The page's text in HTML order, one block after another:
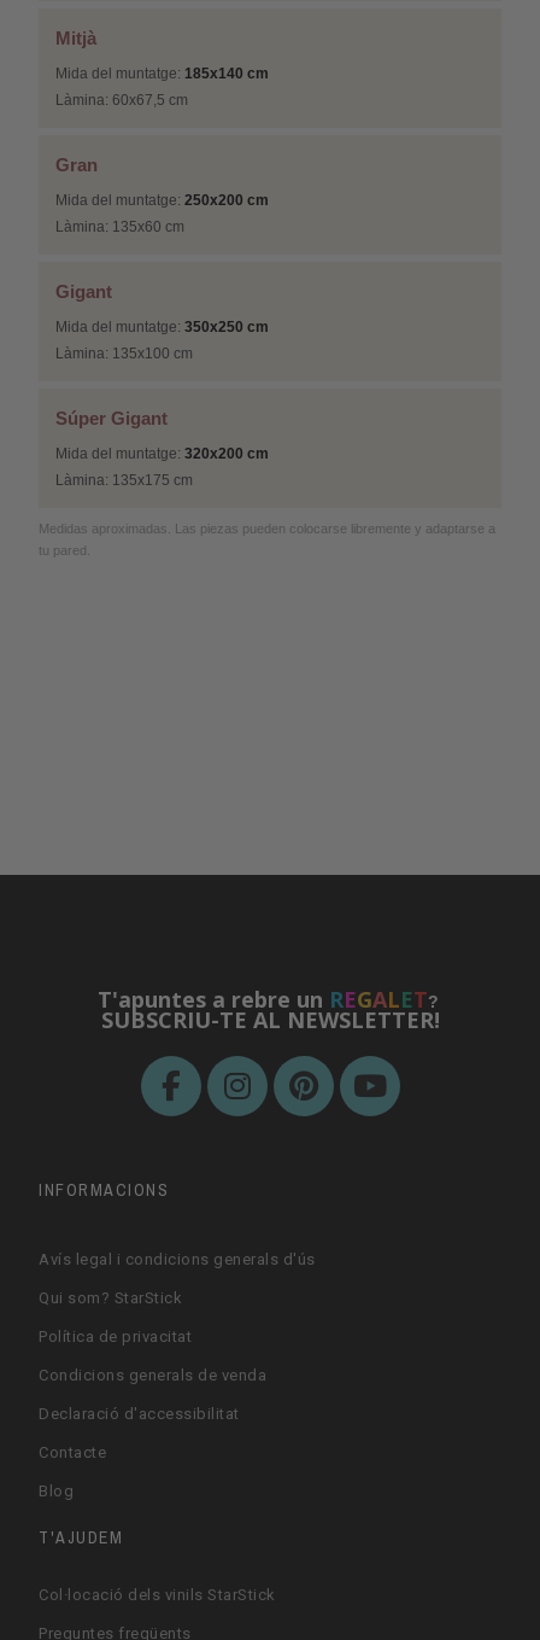
Mitjà
Mida del muntatge: 185x140 cm
Làmina: 60x67,5 cm
Gran
Mida del muntatge:250x200 cm
Làmina: 135x60 cm
Gigant
Mida del muntatge:350x250 cm
Làmina: 135x100 cm
Súper Gigant
Mida del muntatge:320x200 cm
Làmina: 135x175 cm
Medidas aproximadas. Las piezas pueden colocarse libremente y adaptarse a
tu pared.
T'apuntes a rebre un REGALET?
SUBSCRIU-TE AL NEWSLETTER!
INFORMACIONS
Avís legal i condicions generals d'ús
Qui som? StarStick
Política de privacitat
Condicions generals de venda
Declaració d'accessibilitat
Contacte
Blog
T'AJUDEM
Col·locació dels vinils StarStick
Preguntes freqüents